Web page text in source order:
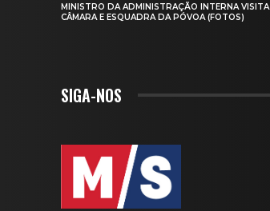
MINISTRO DA ADMINISTRAÇÃO INTERNA VISITA
CÂMARA E ESQUADRA DA PÓVOA (FOTOS)
SIGA-NOS